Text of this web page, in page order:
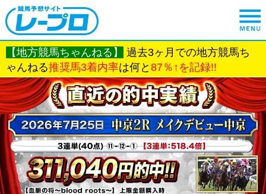
【地方競馬ちゃんねる】
過去3ヶ月での地方競馬ち
ゃんねる推奨馬3着内率は何と 87％↑を記録!!